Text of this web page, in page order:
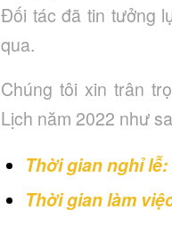
Đối tác đã tin tưởng
qua.
Chúng tôi xin trân
Lịch năm 2022 như
Thời gian nghỉ
Thời gian làm